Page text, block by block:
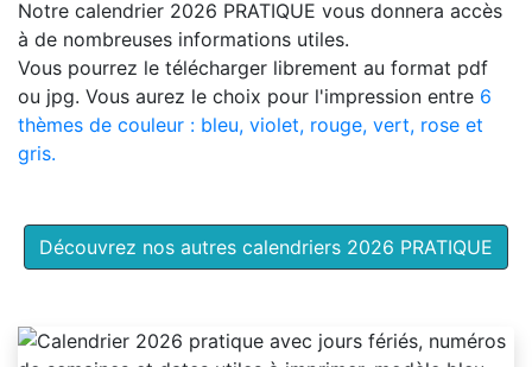
Notre calendrier 2026 PRATIQUE vous donnera accès
à de nombreuses informations utiles.
Vous pourrez le télécharger librement au format pdf
ou jpg. Vous aurez le choix pour l'impression entre 6
thèmes de couleur : bleu, violet, rouge, vert, rose et
gris.
Découvrez nos autres calendriers 2026 PRATIQUE